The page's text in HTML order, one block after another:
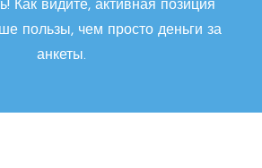
Как видите, активная позиция
пользы, чем просто деньги за
анкеты.